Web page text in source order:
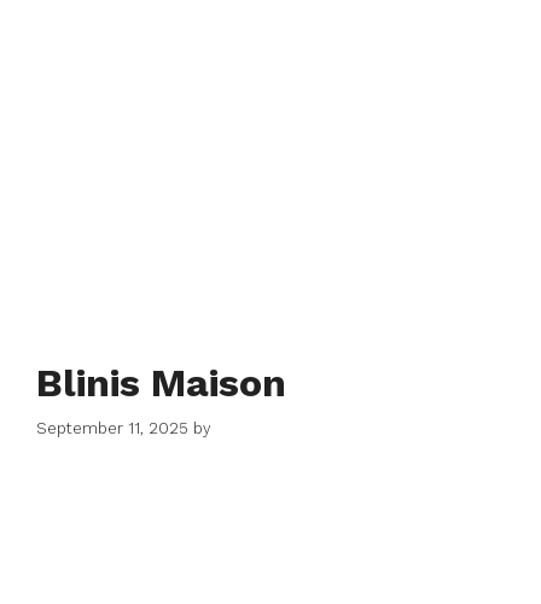
Blinis Maison
September 11, 2025 by